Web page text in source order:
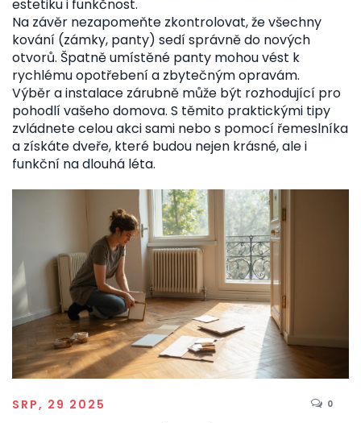
estetiku i funkčnost.
Na závěr nezapomeňte zkontrolovat, že všechny
kování (zámky, panty) sedí správně do nových
otvorů. Špatně umístěné panty mohou vést k
rychlému opotřebení a zbytečným opravám.
Výběr a instalace zárubně může být rozhodující pro
pohodlí vašeho domova. S těmito praktickými tipy
zvládnete celou akci sami nebo s pomocí řemeslníka
a získáte dveře, které budou nejen krásné, ale i
funkční na dlouhá léta.
SRP, 29 2025 0